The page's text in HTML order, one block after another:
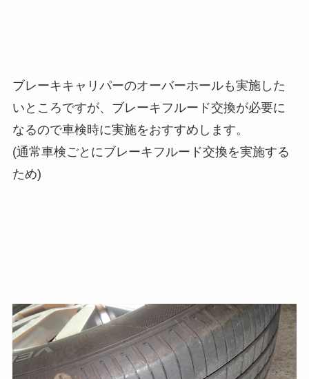
ブレーキキャリパーのオーバーホールも実施した
いところですが、ブレーキフルード交換が必要に
なるので車検時に実施をおすすめします。
(通常車検ごとにブレーキフルード交換を実施する
ため)